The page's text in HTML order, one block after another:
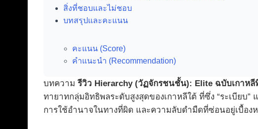
สิ่งที่ชอบและไม่ชอบ
บทสรุปและคะแนน
คะแนน (Score)
คำแนะนำ (Recommendation)
บทความรีวิว Hierarchy (วัฏจักรชนชั้น): Elite ฉบับเกาหลี
ทายาทกลุ่มอิทธิพลระดับสูงสุดของเกาหลีใต้ ที่ซึ่ง “ระเบียบ
การใช้อำนาจในทางที่ผิด และความลับดำมืดที่ซ่อนอยู่เบื้อง